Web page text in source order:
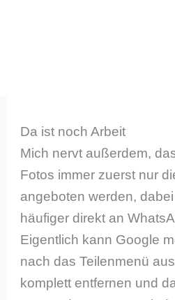
Da ist noch Arbeit
Mich nervt außerdem,
Fotos immer zuerst nur
angeboten werden,
häufiger direkt an
Eigentlich kann Google
nach das Teilenmenü
komplett entfernen und